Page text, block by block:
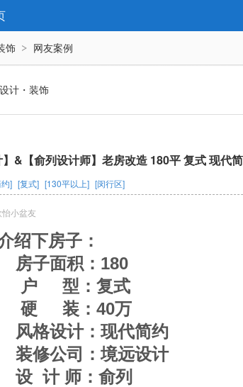
饰 网友案例
计・装饰
】&【俞列设计师】老房改造 180平 复式 现代
] [复式] [130平以上] [闵行区]
小盆友
绍下房子：
面积：180
：复式
：40万
计：现代简约
司：境远设计
师：俞列